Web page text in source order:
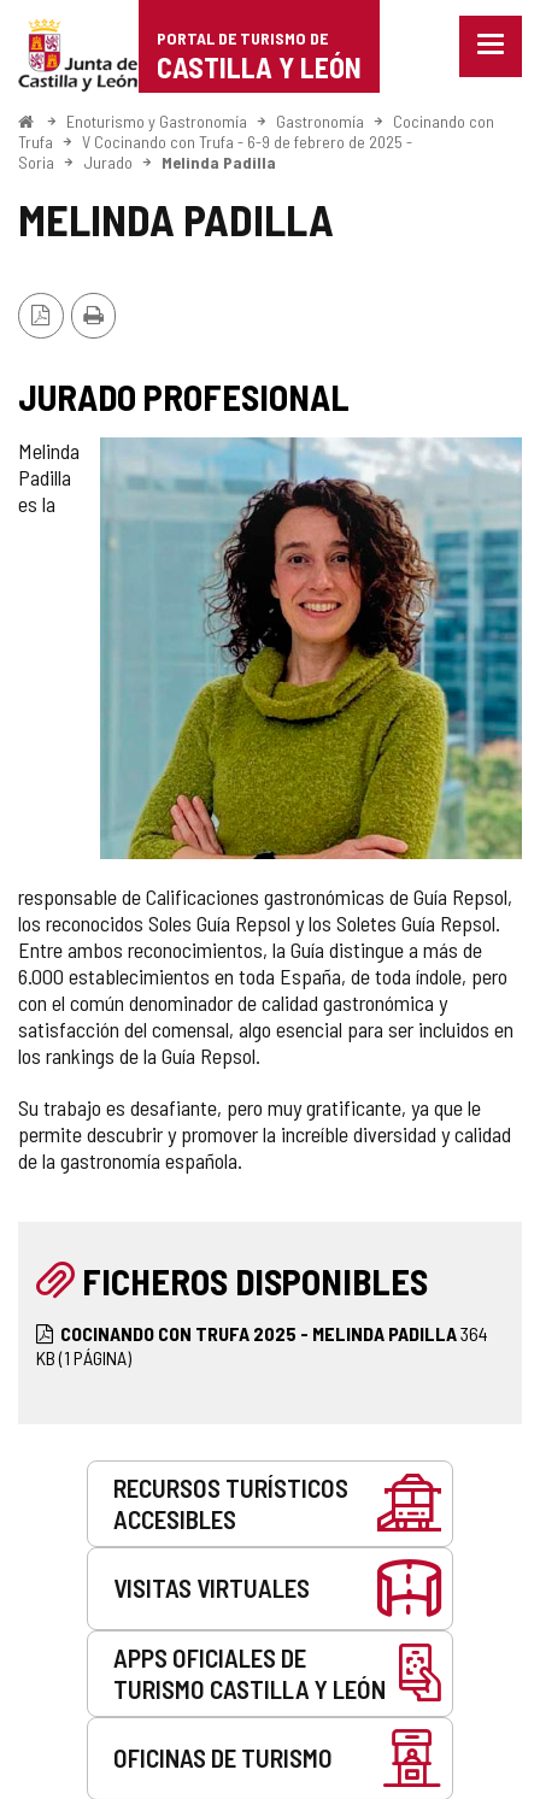
Portal
de
Turismo
de
Castilla
León
PORTAL DE TURISMO DE
CASTILLA Y LEÓN
Menu
InicioEnoturismo y Gastronomía Gastronomía
Cocinando con
Trufa
V Cocinando con Trufa - 6-9 de febrero de 2025 -
Soria
Jurado Melinda Padilla
MELINDA PADILLA
VersiónImprimir
JURADO PROFESIONAL
Melinda
Padilla
es la
responsable de Calificaciones gastronómicas de Guía Repsol,
los reconocidos Soles Guía Repsol y los Soletes Guía Repsol.
Entre ambos reconocimientos, la Guía distingue a más de
6.000 establecimientos en toda España, de toda índole, pero
con el común denominador de calidad gastronómica y
satisfacción del comensal, algo esencial para ser incluidos en
los rankings de la Guía Repsol.
Su trabajo es desafiante, pero muy gratificante, ya que le
permite descubrir y promover la increíble diversidad y calidad
de la gastronomía española.
FICHEROS DISPONIBLES
COCINANDO CON TRUFA 2025 - MELINDA PADILLA364
KB(1 PÁGINA)
RECURSOS TURÍSTICOS
ACCESIBLES
VISITAS VIRTUALES
APPS OFICIALES DE
TURISMO CASTILLA Y LEÓN
OFICINAS DE TURISMO